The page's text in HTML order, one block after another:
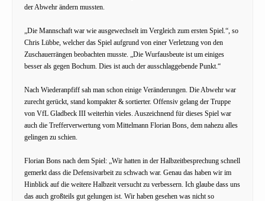
der Abwehr ändern mussten.
„Die Mannschaft war wie ausgewechselt im Vergleich zum ersten Spiel.“, so
Chris Lübbe, welcher das Spiel aufgrund von einer Verletzung von den
Zuschauerrängen beobachten musste. „Die Wurfausbeute ist um einiges
besser als gegen Bochum. Dies ist auch der ausschlaggebende Punkt.“
Nach Wiederanpfiff sah man schon einige Veränderungen. Die Abwehr war
zurecht gerückt, stand kompakter & sortierter. Offensiv gelang der Truppe
von VfL Gladbeck III weiterhin vieles. Auszeichnend für dieses Spiel war
auch die Trefferverwertung vom Mittelmann Florian Bons, dem nahezu alles
gelingen zu schien.
Florian Bons nach dem Spiel: „Wir hatten in der Halbzeitbesprechung schnell
gemerkt dass die Defensivarbeit zu schwach war. Genau das haben wir im
Hinblick auf die weitere Halbzeit versucht zu verbessern. Ich glaube dass uns
das auch großteils gut gelungen ist. Wir haben gesehen was nicht so